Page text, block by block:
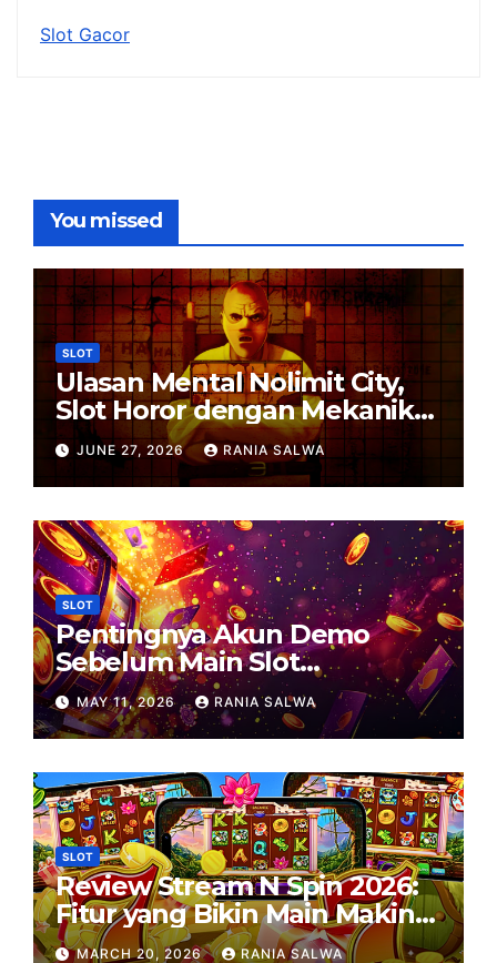
Slot Gacor
You missed
SLOT
Ulasan Mental Nolimit City,
Slot Horor dengan Mekanik
Rumit
JUNE 27, 2026 RANIA SALWA
SLOT
Pentingnya Akun Demo
Sebelum Main Slot
Menggunakan Uang Asli
MAY 11, 2026 RANIA SALWA
SLOT
Review Stream N Spin 2026:
Fitur yang Bikin Main Makin
Seru
MARCH 20, 2026 RANIA SALWA